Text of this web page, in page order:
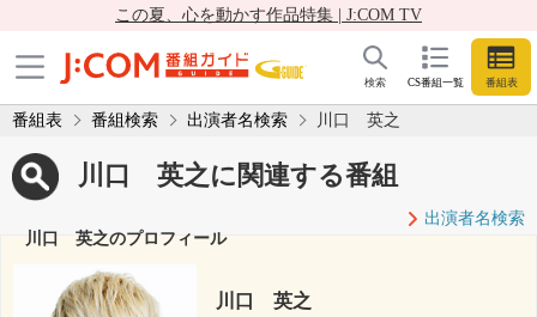
この夏、心を動かす作品特集 | J:COM TV
CS番組一覧 番組表
検索
番組表 番組検索 出演者名検索 川口 英之
川口 英之に関連する番組
出演者名検索
川口 英之のプロフィール
川口 英之